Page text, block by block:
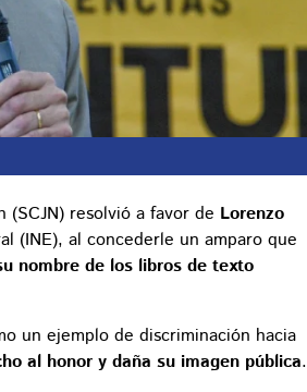
(SCJN) resolvió a favor de Lorenzo
(INE), al concederle un amparo que
nombre de los libros de texto
un ejemplo de discriminación hacia
al honor y daña su imagen pública.